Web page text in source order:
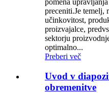
pomena
preceniti.Je temelj,
učinkovitost,
proizvajalce,
sektorju
optimalno...
Preberi več
Uvod v
obremenitve